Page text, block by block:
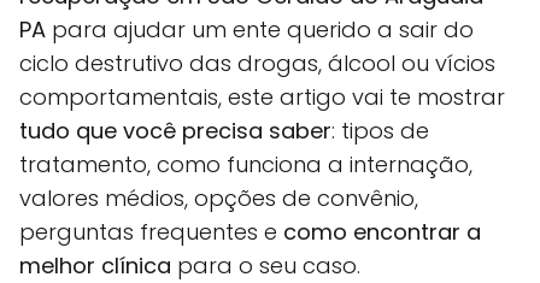
PA para ajudar um ente querido a sair do
ciclo destrutivo das drogas, álcool ou vícios
comportamentais, este artigo vai te mostrar
tudo que você precisa saber: tipos de
tratamento, como funciona a internação,
valores médios, opções de convênio,
perguntas frequentes e como encontrar a
melhor clínica para o seu caso.